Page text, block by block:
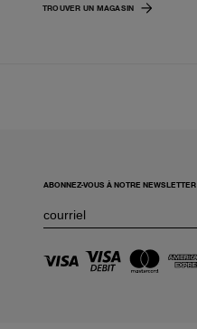
TROUVER UN MAGASIN
ABONNEZ-VOUS À NOTRE NEWSLETTER